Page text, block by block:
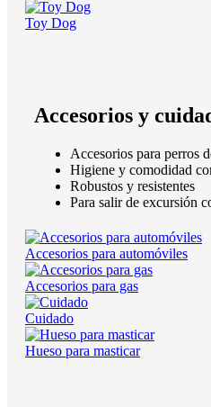
Toy Dog
Accesorios y
Accesorios para perros
Higiene y comodidad
Robustos y resistentes
Para salir de excursión
Accesorios para automóviles
Accesorios para gas
Cuidado
Hueso para masticar